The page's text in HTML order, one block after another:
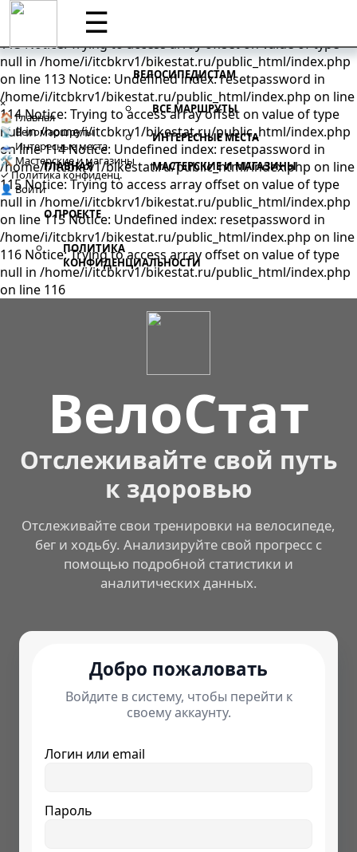
Notice: Undefined index: resetpassword in
/home/i/itcbkrv1/bikestat.ru/public_html/index.php on line
113 Notice: Trying to access array offset on value of type
null in /home/i/itcbkrv1/bikestat.ru/public_html/index.php
on line 113 Notice: Undefined index: resetpassword in
/home/i/itcbkrv1/bikestat.ru/public_html/index.php on line
114 Notice: Trying to access array offset on value of type
null in /home/i/itcbkrv1/bikestat.ru/public_html/index.php
on line 114 Notice: Undefined index: resetpassword in
/home/i/itcbkrv1/bikestat.ru/public_html/index.php on line
115 Notice: Trying to access array offset on value of type
null in /home/i/itcbkrv1/bikestat.ru/public_html/index.php
on line 115 Notice: Undefined index: resetpassword in
/home/i/itcbkrv1/bikestat.ru/public_html/index.php on line
116 Notice: Trying to access array offset on value of type
null in /home/i/itcbkrv1/bikestat.ru/public_html/index.php
on line 116
☰
ГЛАВНАЯ
ВЕЛОСИПЕДИСТАМ
ВСЕ МАРШРУТЫ
ИНТЕРЕСНЫЕ МЕСТА
МАСТЕРСКИЕ И МАГАЗИНЫ
О ПРОЕКТЕ
ПОЛИТИКА
КОНФИДЕНЦИАЛЬНОСТИ
×
🏠 Главная
📡 Веломаршруты
🗻 Интересные места
🛠 Мастерские и магазины
✓ Политика конфиденц.
👤 Войти
ВелоСтат
Отслеживайте свой путь
к здоровью
Отслеживайте свои тренировки на велосипеде,
бег и ходьбу. Анализируйте свой прогресс с
помощью подробной статистики и
аналитических данных.
Добро пожаловать
Войдите в систему, чтобы перейти к
своему аккаунту.
Логин или email
Пароль